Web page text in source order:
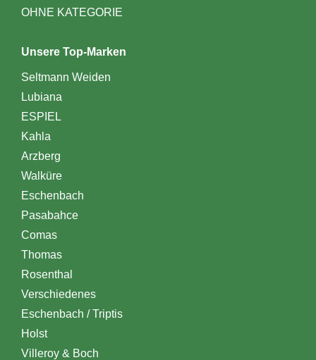
OHNE KATEGORIE
Unsere Top-Marken
Seltmann Weiden
Lubiana
ESPIEL
Kahla
Arzberg
Walküre
Eschenbach
Pasabahce
Comas
Thomas
Rosenthal
Verschiedenes
Eschenbach / Triptis
Holst
Villeroy & Boch